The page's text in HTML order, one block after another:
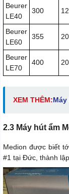
Beurer
LE40
300 12
Beurer
LE60
355 20
Beurer
LE70
400 20
XEM THÊM:
2.3 Máy hút ẩm
Medion được biết
#1 tại Đức, thành